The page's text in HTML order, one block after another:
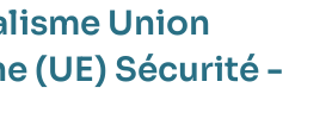
Union
(UE) Sécurité -